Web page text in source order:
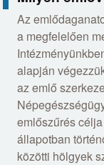
Az
a megfelelően
alapján
az emlő
emlőszűrés
állapotban
közötti hölgyek